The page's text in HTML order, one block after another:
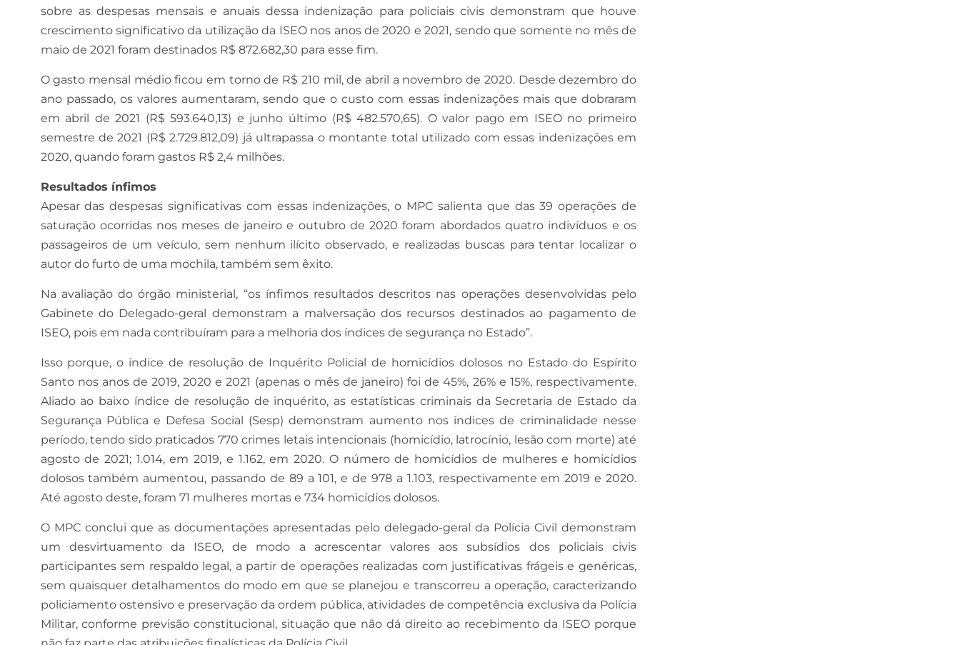
sobre as despesas mensais e anuais dessa indenização para policiais civis demonstram que houve
crescimento significativo da utilização da ISEO nos anos de 2020 e 2021, sendo que somente no mês de
maio de 2021 foram destinados R$ 872.682,30 para esse fim.
O gasto mensal médio ficou em torno de R$ 210 mil, de abril a novembro de 2020. Desde dezembro do
ano passado, os valores aumentaram, sendo que o custo com essas indenizações mais que dobraram
em abril de 2021 (R$ 593.640,13) e junho último (R$ 482.570,65). O valor pago em ISEO no primeiro
semestre de 2021 (R$ 2.729.812,09) já ultrapassa o montante total utilizado com essas indenizações em
2020, quando foram gastos R$ 2,4 milhões.
Resultados ínfimos
Apesar das despesas significativas com essas indenizações, o MPC salienta que das 39 operações de
saturação ocorridas nos meses de janeiro e outubro de 2020 foram abordados quatro indivíduos e os
passageiros de um veículo, sem nenhum ilícito observado, e realizadas buscas para tentar localizar o
autor do furto de uma mochila, também sem êxito.
Na avaliação do órgão ministerial, “os ínfimos resultados descritos nas operações desenvolvidas pelo
Gabinete do Delegado-geral demonstram a malversação dos recursos destinados ao pagamento de
ISEO, pois em nada contribuíram para a melhoria dos índices de segurança no Estado”.
Isso porque, o índice de resolução de Inquérito Policial de homicídios dolosos no Estado do Espírito
Santo nos anos de 2019, 2020 e 2021 (apenas o mês de janeiro) foi de 45%, 26% e 15%, respectivamente.
Aliado ao baixo índice de resolução de inquérito, as estatísticas criminais da Secretaria de Estado da
Segurança Pública e Defesa Social (Sesp) demonstram aumento nos índices de criminalidade nesse
período, tendo sido praticados 770 crimes letais intencionais (homicídio, latrocínio, lesão com morte) até
agosto de 2021; 1.014, em 2019, e 1.162, em 2020. O número de homicídios de mulheres e homicídios
dolosos também aumentou, passando de 89 a 101, e de 978 a 1.103, respectivamente em 2019 e 2020.
Até agosto deste, foram 71 mulheres mortas e 734 homicídios dolosos.
O MPC conclui que as documentações apresentadas pelo delegado-geral da Polícia Civil demonstram
um desvirtuamento da ISEO, de modo a acrescentar valores aos subsídios dos policiais civis
participantes sem respaldo legal, a partir de operações realizadas com justificativas frágeis e genéricas,
sem quaisquer detalhamentos do modo em que se planejou e transcorreu a operação, caracterizando
policiamento ostensivo e preservação da ordem pública, atividades de competência exclusiva da Polícia
Militar, conforme previsão constitucional, situação que não dá direito ao recebimento da ISEO porque